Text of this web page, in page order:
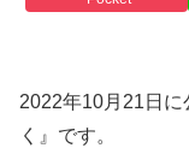
2022年10月21日
く』です。